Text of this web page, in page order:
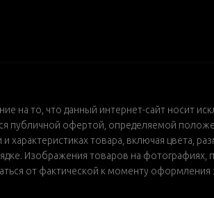
на то, что данный интернет-сайт носит
офертой, определяемой
товара, включая цвета,
Изображения товаров на фотографиях,
от фактической к моменту